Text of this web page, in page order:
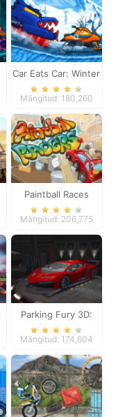
Car Eats Car: Winter
Adventure
Mängitud: 180,260
Paintball Races
Mängitud: 206,775
Parking Fury 3D:
Night Thief
Mängitud: 174,604